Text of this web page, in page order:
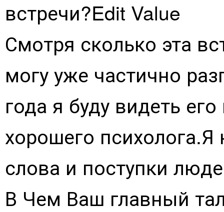
встречи?Edit Value
Смотря сколько эта
могу уже частично
года я буду видеть
хорошего
слова и поступки
В Чем Ваш главный